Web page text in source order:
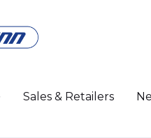
Sales & Retailers